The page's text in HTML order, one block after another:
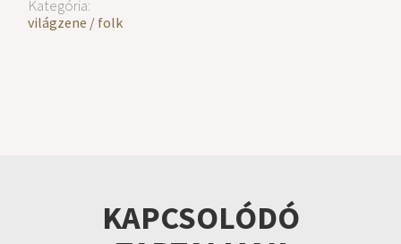
Kategória:
világzene / folk
KAPCSOLÓDÓ